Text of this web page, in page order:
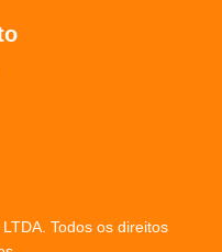
Todos os direitos